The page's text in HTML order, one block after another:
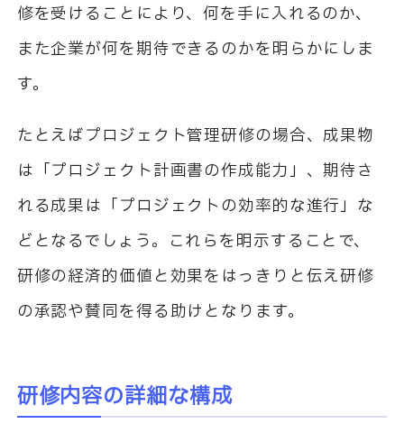
修を受けることにより、何を手に入れるのか、
また企業が何を期待できるのかを明らかにしま
す。
たとえばプロジェクト管理研修の場合、成果物
は「プロジェクト計画書の作成能力」、期待さ
れる成果は「プロジェクトの効率的な進行」な
どとなるでしょう。これらを明示することで、
研修の経済的価値と効果をはっきりと伝え研修
の承認や賛同を得る助けとなります。
研修内容の詳細な構成